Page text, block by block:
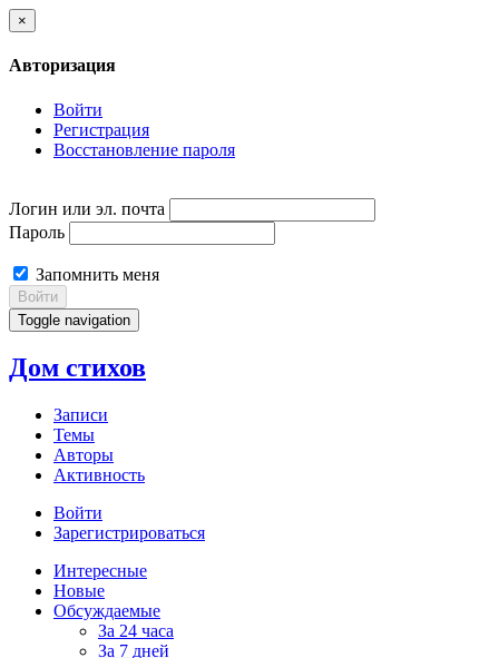
×
Авторизация
Войти
Регистрация
Восстановление пароля
Логин или эл. почта
Пароль
Запомнить меня
Войти
Toggle navigation
Дом стихов
Записи
Темы
Авторы
Активность
Войти
Зарегистрироваться
Интересные
Новые
Обсуждаемые
За 24 часа
За 7 дней